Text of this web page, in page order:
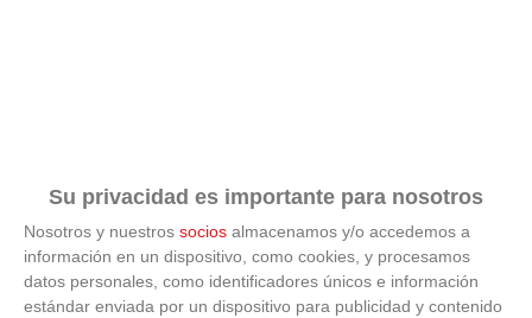
Su privacidad es importante para nosotros
Nosotros y nuestros socios almacenamos y/o accedemos a
información en un dispositivo, como cookies, y procesamos
datos personales, como identificadores únicos e información
estándar enviada por un dispositivo para publicidad y contenido